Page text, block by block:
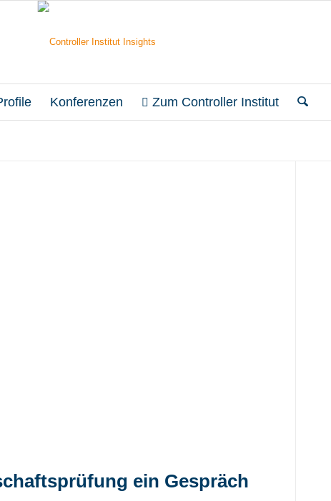
Konferenzen Zum Controller Institut
ein Gespräch